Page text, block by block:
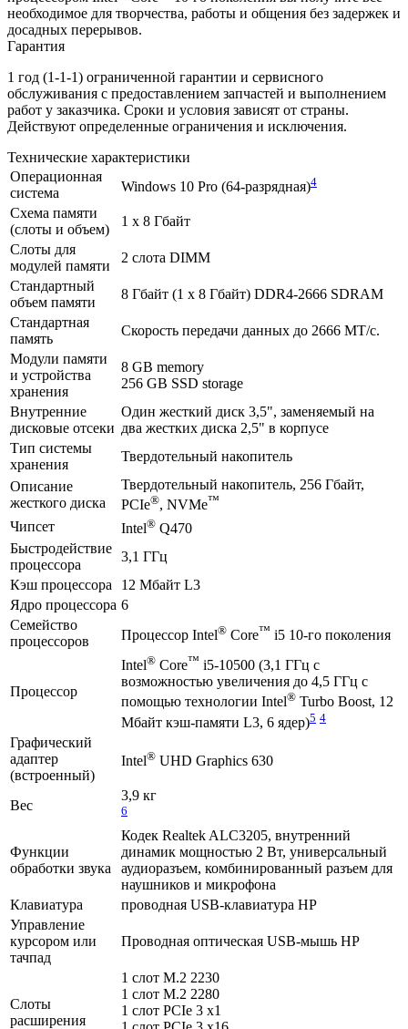
необходимое для творчества, работы и общения без задержек и
досадных перерывов.
Гарантия
1 год (1-1-1) ограниченной гарантии и сервисного
обслуживания с предоставлением запчастей и выполнением
работ у заказчика. Сроки и условия зависят от страны.
Действуют определенные ограничения и исключения.
Технические характеристики
Операционная
система
Windows 10 Pro (64-разрядная)4
Схема памяти
(слоты и объем)
1 x 8 Гбайт
Слоты для
модулей памяти
2 слота DIMM
Стандартный
объем памяти
8 Гбайт (1 x 8 Гбайт) DDR4-2666 SDRAM
Стандартная
память
Скорость передачи данных до 2666 МТ/с.
Модули памяти
и устройства
хранения
8 GB memory
256 GB SSD storage
Внутренние
дисковые отсеки
Один жесткий диск 3,5", заменяемый на
два жестких диска 2,5" в корпусе
Тип системы
хранения
Твердотельный накопитель
Описание
жесткого диска
Твердотельный накопитель, 256 Гбайт,
PCIe®, NVMe™
Чипсет Intel® Q470
Быстродействие
процессора
3,1 ГГц
Кэш процессора
12 Мбайт L3
Ядро процессора 6
Семейство
процессоров
Процессор Intel® Core™ i5 10-го поколения
Процессор
Intel® Core™ i5-10500 (3,1 ГГц с
возможностью увеличения до 4,5 ГГц с
помощью технологии Intel® Turbo Boost, 12
Мбайт кэш-памяти L3, 6 ядер)5 4
Графический
адаптер
(встроенный)
Intel® UHD Graphics 630
Вес
3,9 кг
6
Функции
обработки звука
Кодек Realtek ALC3205, внутренний
динамик мощностью 2 Вт, универсальный
аудиоразъем, комбинированный разъем для
наушников и микрофона
Клавиатура
проводная USB-клавиатура HP
Управление
курсором или
тачпад
Проводная оптическая USB-мышь HP
Слоты
расширения
1 слот M.2 2230
1 слот M.2 2280
1 слот PCIe 3 x1